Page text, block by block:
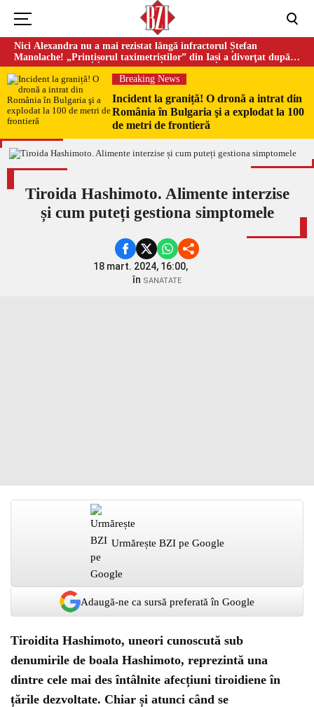
Nici Alexandra nu a mai rezistat lângă infractorul Ștefan
Manolache! „Prințișorul taximetriștilor” din Iași a divorţat după
doi ani de căsnicie
Breaking News
Incident la graniță! O dronă a intrat din
România în Bulgaria şi a explodat la 100
de metri de frontieră
Tiroida Hashimoto. Alimente interzise
și cum puteți gestiona simptomele
18 mart. 2024, 16:00,
în SANATATE
Urmărește BZI pe Google
Adaugă-ne ca sursă preferată în Google
Tiroidita Hashimoto, uneori cunoscută sub
denumirile de boala Hashimoto, reprezintă una
dintre cele mai des întâlnite afecțiuni tiroidiene în
țările dezvoltate. Chiar și atunci când se